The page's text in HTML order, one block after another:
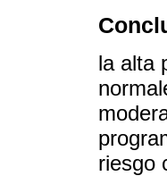
la alta
riesgo